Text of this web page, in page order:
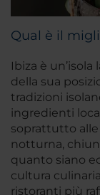
Qual è il
Ibiza è
della sua
tradizioni
ingredienti
soprattutto alle
notturna,
quanto siano
cultura
ristoranti più